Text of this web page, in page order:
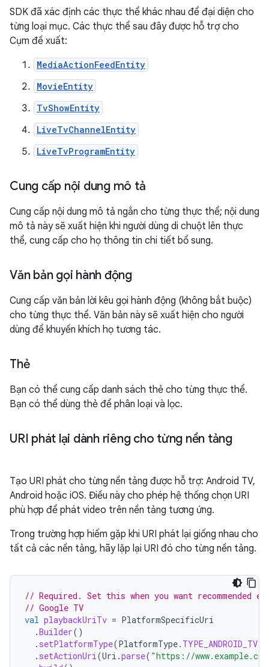
SDK đã xác định các thực thể khác nhau để đại diện cho
từng loại mục. Các thực thể sau đây được hỗ trợ cho
Cụm đề xuất:
MediaActionFeedEntity
MovieEntity
TvShowEntity
LiveTvChannelEntity
LiveTvProgramEntity
Cung cấp nội dung mô tả
Cung cấp nội dung mô tả ngắn cho từng thực thể; nội dung
mô tả này sẽ xuất hiện khi người dùng di chuột lên thực
thể, cung cấp cho họ thông tin chi tiết bổ sung.
Văn bản gọi hành động
Cung cấp văn bản lời kêu gọi hành động (không bắt buộc)
cho từng thực thể. Văn bản này sẽ xuất hiện cho người
dùng để khuyến khích họ tương tác.
Thẻ
Bạn có thể cung cấp danh sách thẻ cho từng thực thể.
Bạn có thể dùng thẻ để phân loại và lọc.
URI phát lại dành riêng cho từng nền tảng
Tạo URI phát cho từng nền tảng được hỗ trợ: Android TV,
Android hoặc iOS. Điều này cho phép hệ thống chọn URI
phù hợp để phát video trên nền tảng tương ứng.
Trong trường hợp hiếm gặp khi URI phát lại giống nhau cho
tất cả các nền tảng, hãy lặp lại URI đó cho từng nền tảng.
// Required. Set this when you want recommended
// Google TV
val playbackUriTv = PlatformSpecificUri
.Builder()
. setPlatformType(PlatformType. TYPE_ANDROID_TV
. setActionUri(Uri .parse( "https://